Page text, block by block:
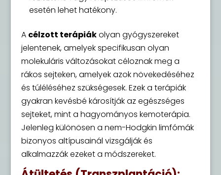
esetén lehet hatékony.
A célzott terápiákolyan gyógyszereket
jelentenek, amelyek specifikusan olyan
molekuláris változásokat céloznak meg a
rákos sejteken, amelyek azok növekedéséhez
és túléléséhez szükségesek. Ezek a terápiák
gyakran kevésbé károsítják az egészséges
sejteket, mint a hagyományos kemoterápia.
Jelenleg különösen a nem-Hodgkin limfómák
bizonyos altípusainál vizsgálják és
alkalmazzák ezeket a módszereket.